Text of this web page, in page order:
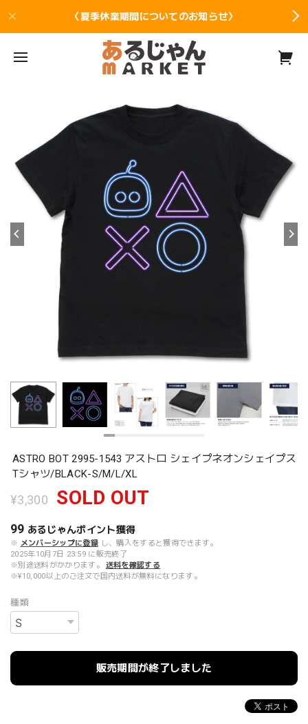
〈夏季休業期間についてのお知らせ〉
ASTRO BOT 2995-1543 アストロ シェイプネオンシェイプス
Tシャツ/BLACK-S/M/L/XL
¥3,300 SOLD OUT
99 あるじゃんポイント獲得
※ メンバーシップに登録 し、購入をすると獲得できます。
2025年10月7日 23:59 に販売終了
※別途送料がかかります。
送料を確認する
※¥10,000以上のご注文で国内送料が無料になります。
種類
販売期間が終了しました